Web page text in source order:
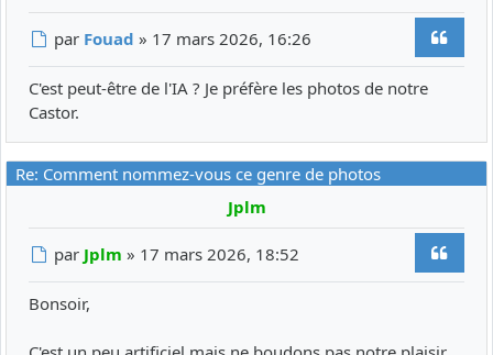
Message
par Fouad » 17 mars 2026, 16:26
C'est peut-être de l'IA ? Je préfère les photos de notre
Castor.
Re: Comment nommez-vous ce genre de photos
Jplm
Message
par Jplm » 17 mars 2026, 18:52
Bonsoir,